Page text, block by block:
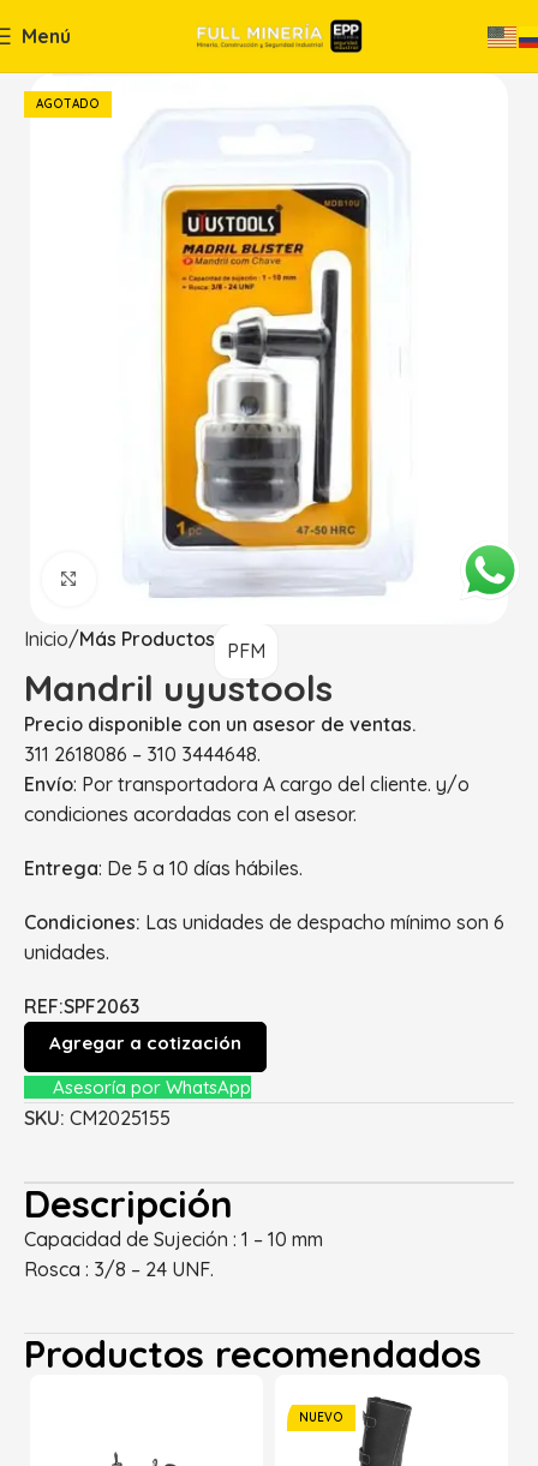
Menú
AGOTADO
Haga Click para agrandar
Inicio Más Productos PFM
Mandril uyustools
Precio disponible con un asesor de ventas.
311 2618086 – 310 3444648.
Envío: Por transportadora A cargo del cliente. y/o
condiciones acordadas con el asesor.
Entrega: De 5 a 10 días hábiles.
Condiciones: Las unidades de despacho mínimo son 6
unidades.
REF:SPF2063
Agregar a cotización
Asesoría por WhatsApp
SKU: CM2025155
Descripción
Capacidad de Sujeción : 1 – 10 mm
Rosca : 3/8 – 24 UNF.
Productos recomendados
NUEVO